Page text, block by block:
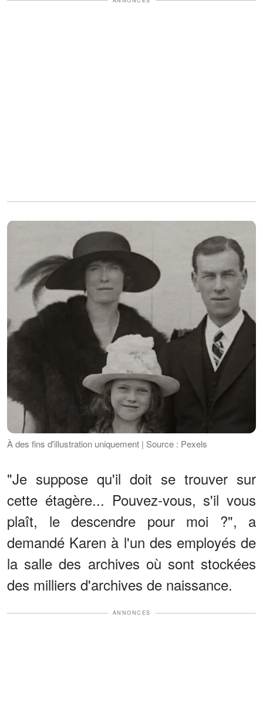
À des fins d'illustration uniquement | Source : Pexels
"Je suppose qu'il doit se trouver sur
cette étagère... Pouvez-vous, s'il vous
plaît, le descendre pour moi ?", a
demandé Karen à l'un des employés de
la salle des archives où sont stockées
des milliers d'archives de naissance.
ANNONCES